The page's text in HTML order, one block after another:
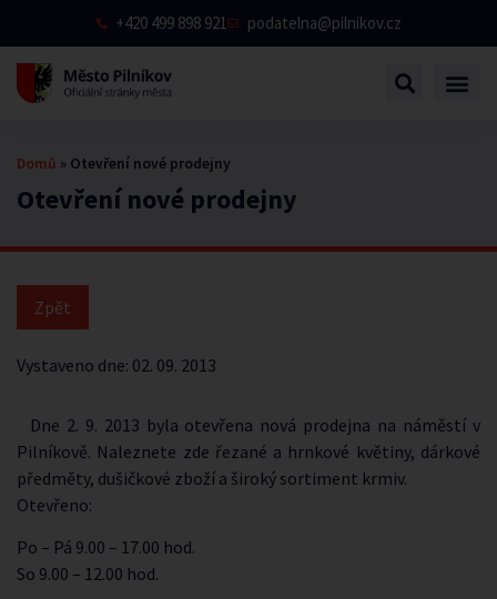
+420 499 898 921 podatelna@pilnikov.cz
Otevření nové prodejny
Domů » Otevření nové prodejny
Vystaveno dne: 02. 09. 2013
Dne 2. 9. 2013 byla otevřena nová prodejna na náměstí v
Pilníkově. Naleznete zde řezané a hrnkové květiny, dárkové
předměty, dušičkové zboží a široký sortiment krmiv.
Otevřeno:
Po – Pá 9.00 – 17.00 hod.
So 9.00 – 12.00 hod.